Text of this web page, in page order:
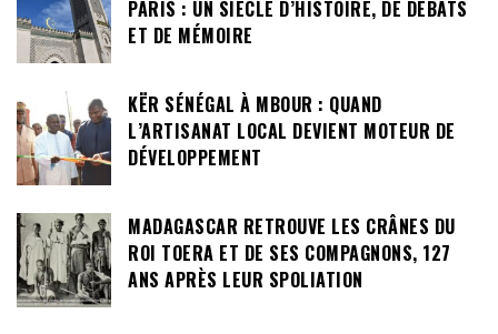
PARIS : UN SIÈCLE D’HISTOIRE, DE DÉBATS
ET DE MÉMOIRE
KËR SÉNÉGAL À MBOUR : QUAND
L’ARTISANAT LOCAL DEVIENT MOTEUR DE
DÉVELOPPEMENT
MADAGASCAR RETROUVE LES CRÂNES DU
ROI TOERA ET DE SES COMPAGNONS, 127
ANS APRÈS LEUR SPOLIATION